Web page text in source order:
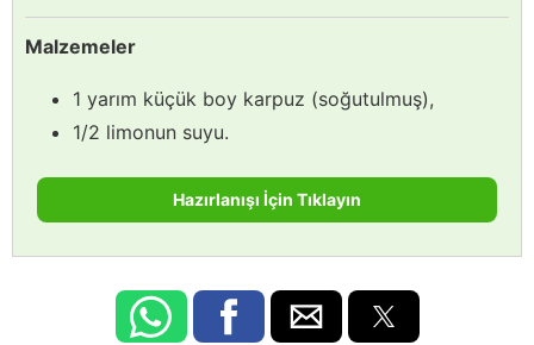
Malzemeler
1 yarım küçük boy karpuz (soğutulmuş),
1/2 limonun suyu.
Hazırlanışı İçin Tıklayın